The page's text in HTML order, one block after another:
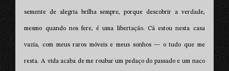
semente de alegria brilha sempre, porque descobrir a verdade,
mesmo quando nos fere, é uma libertação. Cá estou nesta casa
vazia, com meus raros móveis e meus sonhos — o tudo que me
resta. A vida acaba de me roubar um pedaço do passado e um naco